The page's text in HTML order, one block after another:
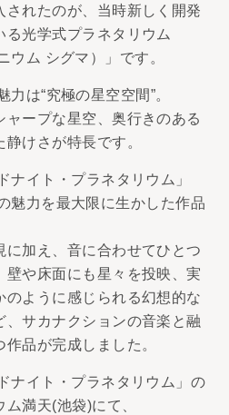
されたのが、当時新しく開発
る光学式プラネタリウム
ウム シグマ）」です。
力は“究極の星空空間”。
ープな星空、奥行きのある
けさが特長です。
ナイト・プラネタリウム」
魅力を最大限に生かした作品
に加え、音に合わせてひとつ
壁や床面にも星々を投映、実
のように感じられる幻想的な
、サカナクションの音楽と融
品が完成しました。
ナイト・プラネタリウム」の
満天(池袋)にて、